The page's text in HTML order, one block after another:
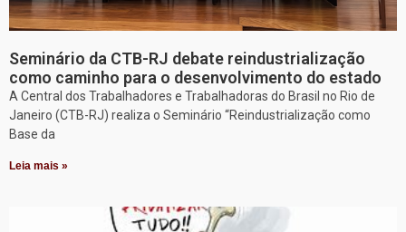
Seminário da CTB-RJ debate reindustrialização
como caminho para o desenvolvimento do estado
A Central dos Trabalhadores e Trabalhadoras do Brasil no Rio de
Janeiro (CTB-RJ) realiza o Seminário “Reindustrialização como
Base da
Leia mais »